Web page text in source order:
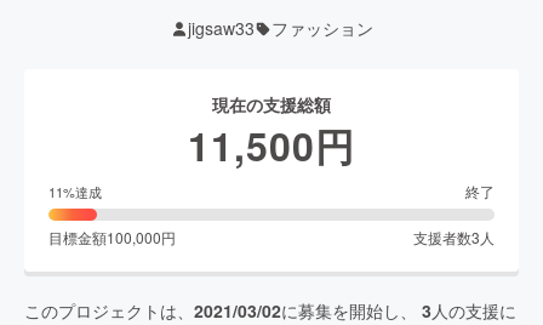
jigsaw33 ファッション
現在の支援総額
11,500円
11%達成 終了
目標金額100,000円 支援者数3 人
このプロジェクトは、 2021/03/02に募集を開始し、 3人の支援に